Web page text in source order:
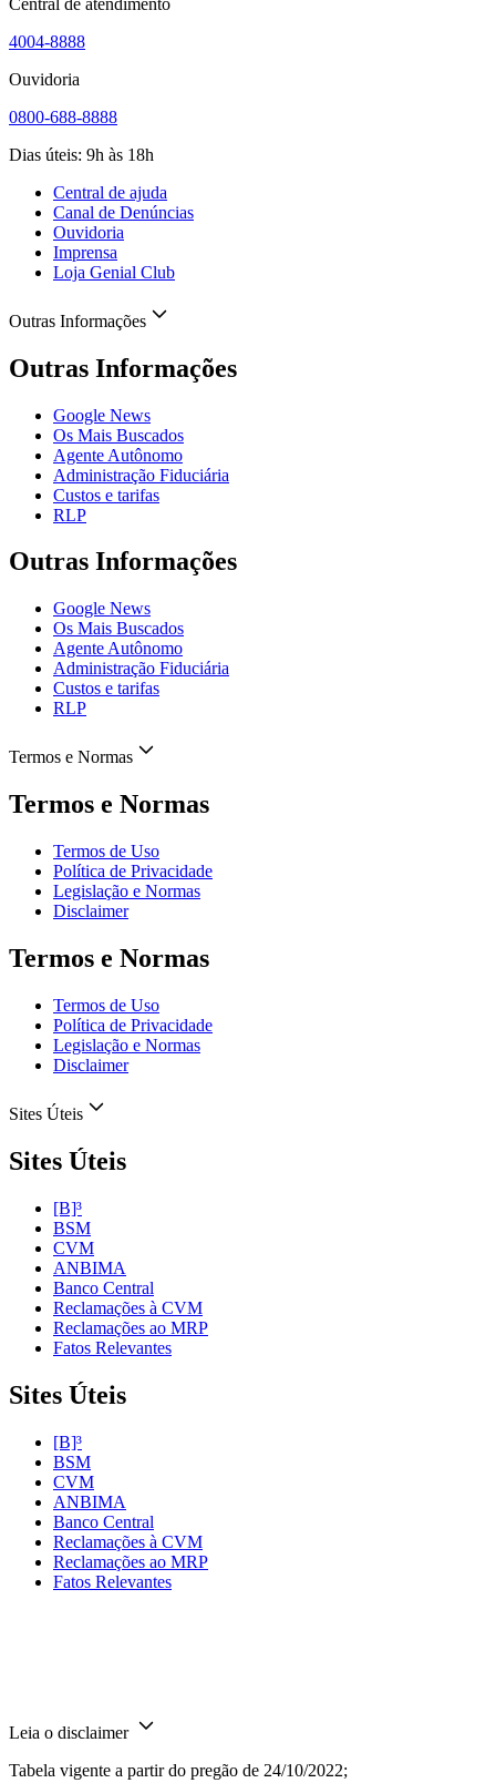
4004-8888
Ouvidoria
0800-688-8888
Dias úteis: 9h às 18h
Central de ajuda
Canal de Denúncias
Ouvidoria
Imprensa
Loja Genial Club
Outras Informações
Outras Informações
Google News
Os Mais Buscados
Agente Autônomo
Administração Fiduciária
Custos e tarifas
RLP
Outras Informações
Google News
Os Mais Buscados
Agente Autônomo
Administração Fiduciária
Custos e tarifas
RLP
Termos e Normas
Termos e Normas
Termos de Uso
Política de Privacidade
Legislação e Normas
Disclaimer
Termos e Normas
Termos de Uso
Política de Privacidade
Legislação e Normas
Disclaimer
Sites Úteis
Sites Úteis
[B]³
BSM
CVM
ANBIMA
Banco Central
Reclamações à CVM
Reclamações ao MRP
Fatos Relevantes
Sites Úteis
[B]³
BSM
CVM
ANBIMA
Banco Central
Reclamações à CVM
Reclamações ao MRP
Fatos Relevantes
Leia o disclaimer
Tabela vigente a partir do pregão de 24/10/2022;